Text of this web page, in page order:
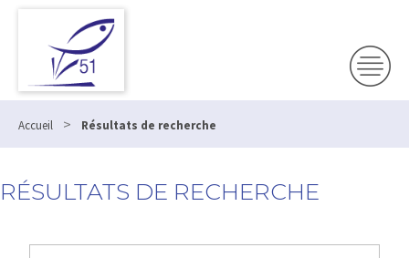
Accueil > Résultats de recherche
RÉSULTATS DE RECHERCHE